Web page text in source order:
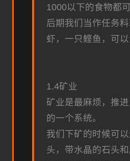
1000以下的食物都可
后期我们当作任务
虾，一只鲣鱼，可以
1.4矿业
矿业是最麻烦，推
的一个系统。
我们下矿的时候可
头，带水晶的石头和